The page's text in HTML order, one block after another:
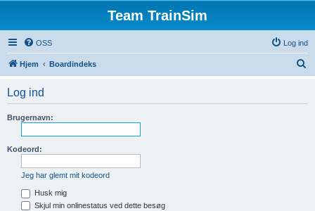
Team TrainSim
OSS Log ind
Hjem Boardindeks
Log ind
Brugernavn:
Kodeord:
Jeg har glemt mit kodeord
Husk mig
Skjul min onlinestatus ved dette besøg